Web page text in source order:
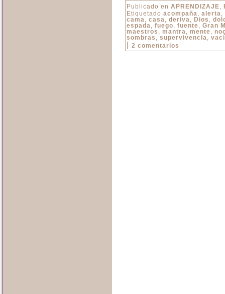
Publicado en APRENDIZAJE,
Etiquetado acompaña, alerta,
cama, casa, deriva, Dios ,
espada, fuego, fuente, Gran
maestros , mantra, mente,
sombras , supervivencia,
2 comentarios